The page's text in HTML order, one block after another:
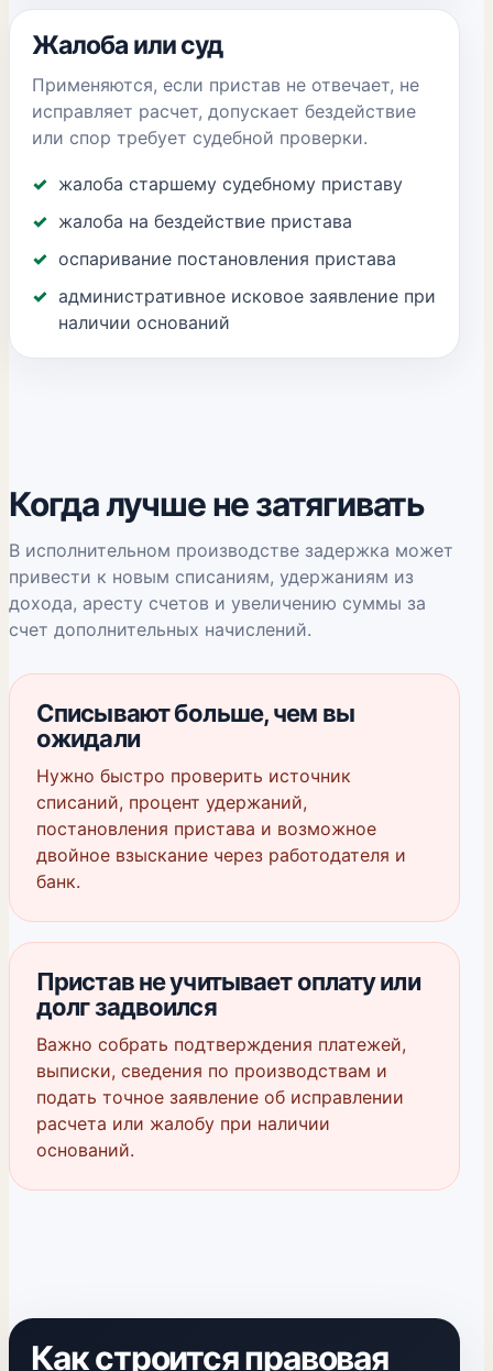
Жалоба или суд
Применяются, если пристав не отвечает, не
исправляет расчет, допускает бездействие
или спор требует судебной проверки.
жалоба старшему судебному приставу
жалоба на бездействие пристава
оспаривание постановления пристава
административное исковое заявление при
наличии оснований
Когда лучше не затягивать
В исполнительном производстве задержка может
привести к новым списаниям, удержаниям из
дохода, аресту счетов и увеличению суммы за
счет дополнительных начислений.
Списывают больше, чем вы
ожидали
Нужно быстро проверить источник
списаний, процент удержаний,
постановления пристава и возможное
двойное взыскание через работодателя и
банк.
Пристав не учитывает оплату или
долг задвоился
Важно собрать подтверждения платежей,
выписки, сведения по производствам и
подать точное заявление об исправлении
расчета или жалобу при наличии
оснований.
Как строится правовая